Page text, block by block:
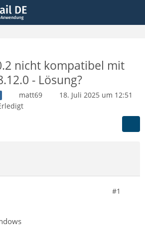
nicht kompatibel mit
- Lösung?
matt69
18. Juli 2025 um 12:51
#1